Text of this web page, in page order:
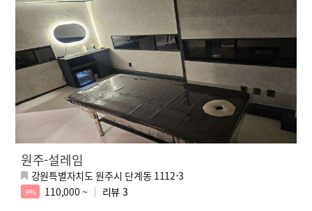
원주-설레임
강원특별자치도 원주시 단계동 1112-3
9% 110,000 ~ 리뷰 3